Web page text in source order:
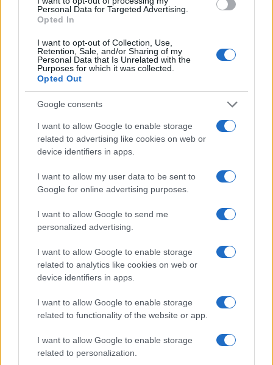
Personal Data for Targeted Advertising.
Opted In
I want to opt-out of Collection, Use,
Retention, Sale, and/or Sharing of my
Personal Data that Is Unrelated with the
Purposes for which it was collected.
Opted Out
Google consents
I want to allow Google to enable storage
related to advertising like cookies on web or
device identifiers in apps.
I want to allow my user data to be sent to
Google for online advertising purposes.
I want to allow Google to send me
personalized advertising.
I want to allow Google to enable storage
related to analytics like cookies on web or
device identifiers in apps.
I want to allow Google to enable storage
related to functionality of the website or app.
I want to allow Google to enable storage
related to personalization.
Izraeli haditechnika érkezik a
Az Egyesült Államok és Izrael, de még az
Emírségekvadászgépeiis, folyamatos
csapásokat mértek a dél-iráni
ballisztikusrakéta-egységekre, hogy
csökkentse az Emírségek ellen indított
támadások intenzitását.
Ezzel szemben – noha Izrael és Szaúd-Arábia
az Egyesült Államok közvetítésével
regionális légvédelmi együttműködésben
koordinálták tevékenységüket – nem
érkezett hír arról, hogy Izrael Vaskupola-
rendszert telepített volna Szaúd-Arábiába.